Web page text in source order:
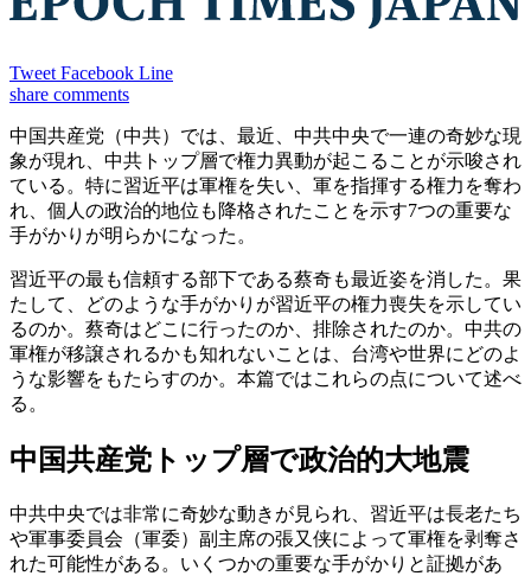
Tweet Facebook Line
share comments
中国共産党（中共）では、最近、中共中央で一連の奇妙な現
象が現れ、中共トップ層で権力異動が起こることが示唆され
ている。特に習近平は軍権を失い、軍を指揮する権力を奪わ
れ、個人の政治的地位も降格されたことを示す7つの重要な
手がかりが明らかになった。
習近平の最も信頼する部下である蔡奇も最近姿を消した。果
たして、どのような手がかりが習近平の権力喪失を示してい
るのか。蔡奇はどこに行ったのか、排除されたのか。中共の
軍権が移譲されるかも知れないことは、台湾や世界にどのよ
うな影響をもたらすのか。本篇ではこれらの点について述べ
る。
中国共産党トップ層で政治的大地震
中共中央では非常に奇妙な動きが見られ、習近平は長老たち
や軍事委員会（軍委）副主席の張又侠によって軍権を剥奪さ
れた可能性がある。いくつかの重要な手がかりと証拠があ